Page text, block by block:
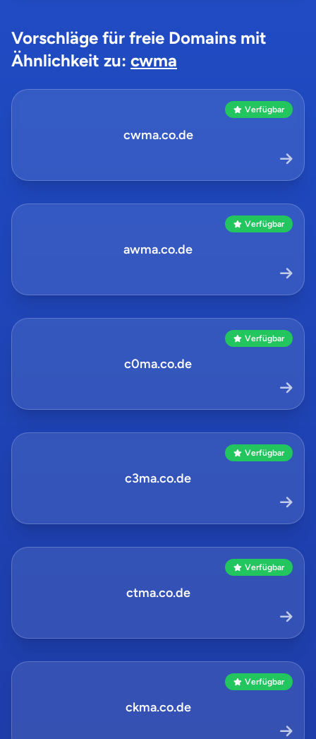
Vorschläge für freie Domains mit
Ähnlichkeit zu: cwma
Verfügbar
cwma.co.de
Verfügbar
awma.co.de
Verfügbar
c0ma.co.de
Verfügbar
c3ma.co.de
Verfügbar
ctma.co.de
Verfügbar
ckma.co.de